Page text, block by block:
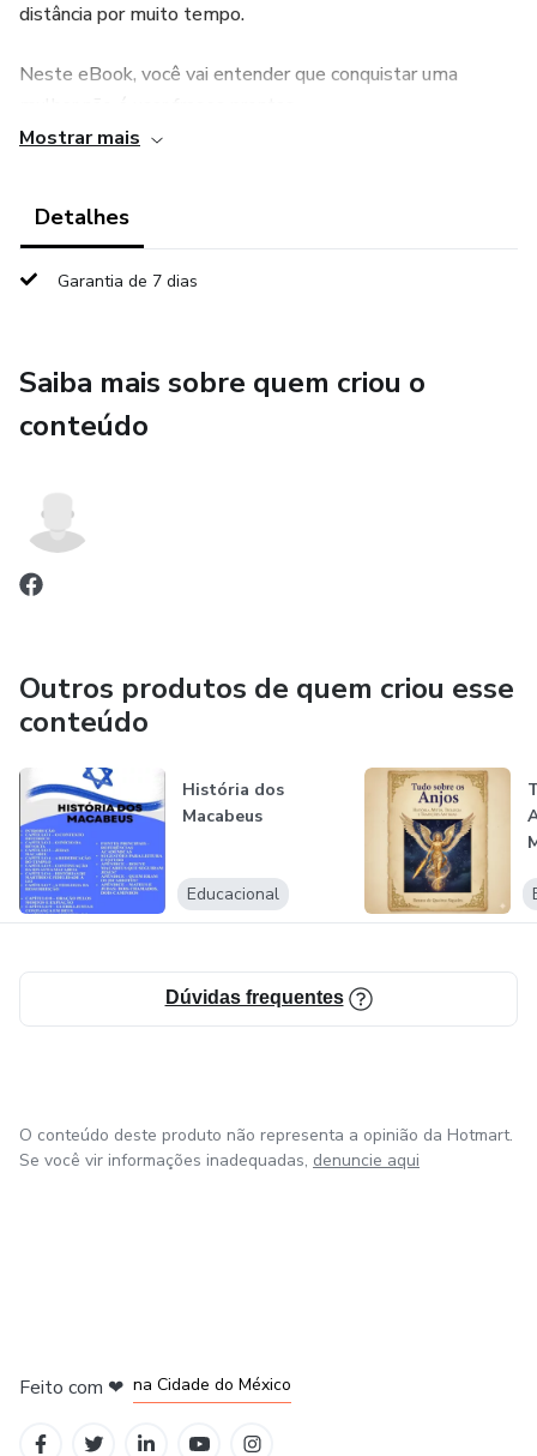
distância por muito tempo.
Neste eBook, você vai entender que conquistar uma
ambiente onde a conexão acontece de forma natural e
segura.
respeito e verdade. Ao longo dos
capítulos, você aprenderá não apenas o que dizer, mas
que dizer.
Mostrar mais
Detalhes
Garantia de 7 dias
Saiba mais sobre quem criou o
conteúdo
Outros produtos de quem criou esse
conteúdo
História dos
Macabeus
Educacional
Dúvidas frequentes
O conteúdo deste produto não representa a opinião da Hotmart.
Se você vir informações inadequadas, denuncie aqui
Feito com ❤ na Cidade do México